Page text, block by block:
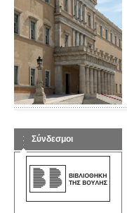
Σύνδεσμοι